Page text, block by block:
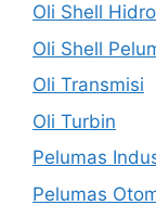
Oli Shell
Oli Shell
Oli Transmisi
Oli Turbin
Pelumas
Pelumas